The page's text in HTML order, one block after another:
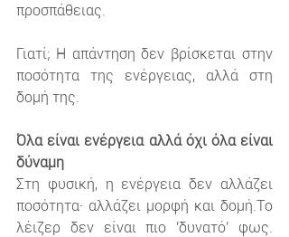
προσπάθειας.
Γιατί; Η απάντηση δεν βρίσκεται στην
ποσότητα της ενέργειας, αλλά στη
δομή της.
Όλα είναι ενέργεια αλλά όχι όλα είναι
δύναμη
Στη φυσική, η ενέργεια δεν αλλάζει
ποσότητα· αλλάζει μορφή και δομή.Το
λέιζερ δεν είναι πιο 'δυνατό' φως.